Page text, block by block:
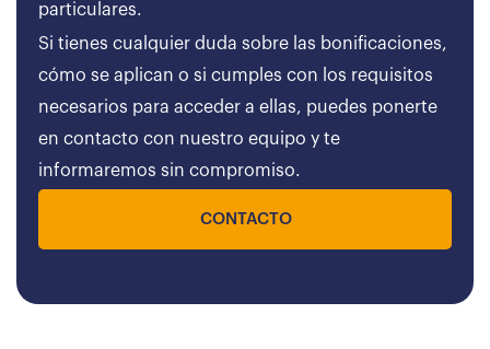
particulares.
Si tienes cualquier duda sobre las bonificaciones,
cómo se aplican o si cumples con los requisitos
necesarios para acceder a ellas, puedes ponerte
en contacto con nuestro equipo y te
informaremos sin compromiso.
CONTACTO